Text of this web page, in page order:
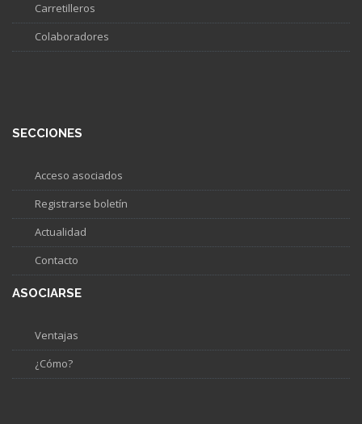
Carretilleros
Colaboradores
SECCIONES
Acceso asociados
Registrarse boletín
Actualidad
Contacto
ASOCIARSE
Ventajas
¿Cómo?